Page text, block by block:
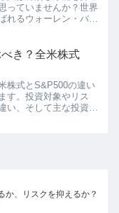
っていませんか？世界
れるウォーレン・バフ
イメージを持つ人も多
し、バフ...
き？全米株式
株式とS&P500の違い
す。投資対象やリス
い、そして主な投資商
か、リスクを抑えるか？